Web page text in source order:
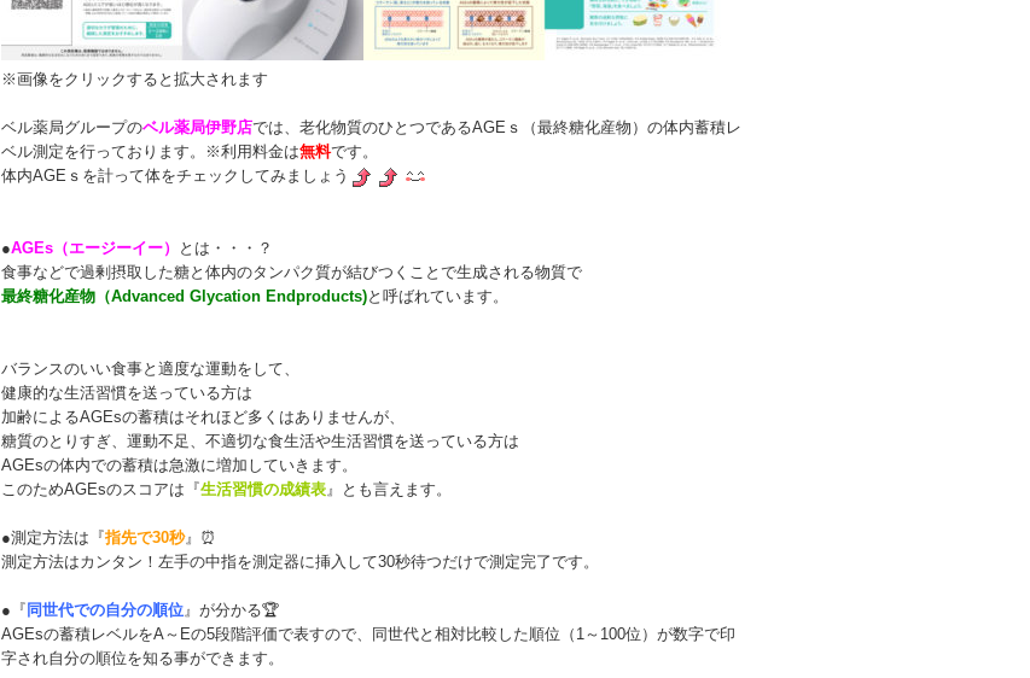
※画像をクリックすると拡大されます
ベル薬局グループのベル薬局伊野店では、老化物質のひとつであるAGEｓ（最終糖化産物）の体内蓄積レ
ベル測定を行っております。※利用料金は無料です。
体内AGEｓを計って体をチェックしてみましょう
●AGEs（エージーイー）
とは・・・？
食事などで過剰摂取した糖と体内のタンパク質が結びつくことで生成される物質で
最終糖化産物（Advanced Glycation Endproducts)と呼ばれています。
バランスのいい食事と適度な運動をして、
健康的な生活習慣を送っている方は
加齢によるAGEsの蓄積はそれほど多くはありませんが、
糖質のとりすぎ、運動不足、不適切な食生活や生活習慣を送っている方は
AGEsの体内での蓄積は急激に増加していきます。
このためAGEsのスコアは『生活習慣の成績表』とも言えます。
●測定方法は『指先で30秒』⏰
測定方法はカンタン！左手の中指を測定器に挿入して30秒待つだけで測定完了です。
●『 同世代での自分の順位』が分かる🏆
AGEsの蓄積レベルをA～Eの5段階評価で表すので、同世代と相対比較した順位（1～100位）が数字で印
字され自分の順位を知る事ができます。